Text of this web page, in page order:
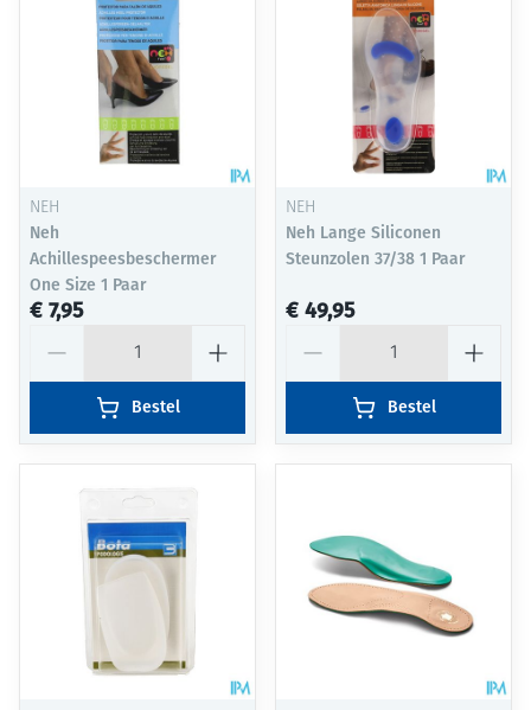
NEH
Neh
Achillespeesbeschermer
One Size 1 Paar
€ 7,95
Bestel
NEH
Neh Lange Siliconen
Steunzolen 37/38 1 Paar
€ 49,95
Bestel